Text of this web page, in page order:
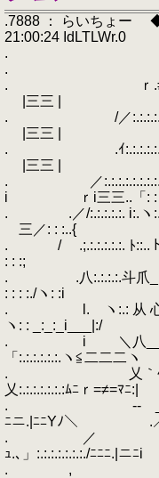
.7888 ： らいちょー
21:00:24 IdLTLWr.0
.
.
. ｒ
|三三 |
. /／
|三三 |
. .ｲ
|三三 |
. ／:.:.:.:.:.:.:.:.:.::ト
i ｒi三三..「: :
. .／/:.:.:.:.:. i:.ヽ:.:.
ゝ三／: : :..{
. / .;.:.:.:.:.:. ﾄ::..ト､:.
: : :;
. .八:.:.:.:.斗爪_
: : : :./ヽ: :i
. l. ヽ:.: 从
ヽ: : _:_:_i___|:/
. i ＼八____
「:.:.:.:.:.:.ヽ≦二二二ヽ
. 乂｀
乂:.:.:.:.:.:.:ﾑﾆ
. -- _ゝ -＿´
ﾆニ.|ﾆﾆYﾉ＼ .
. ／ .｀
ｭ.､」:.:.:.:.:.:.:./ﾆﾆﾆ.|ニ
. ,